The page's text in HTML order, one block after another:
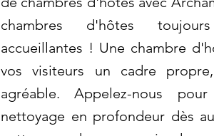
chambres d'hôtes
accueillantes ! Une chambre
vos visiteurs un cadre
agréable. Appelez-nous
nettoyage en profondeur dès